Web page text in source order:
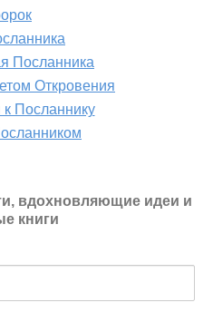
Посланника
Откровения
Посланнику
вдохновляющие идеи и
книги